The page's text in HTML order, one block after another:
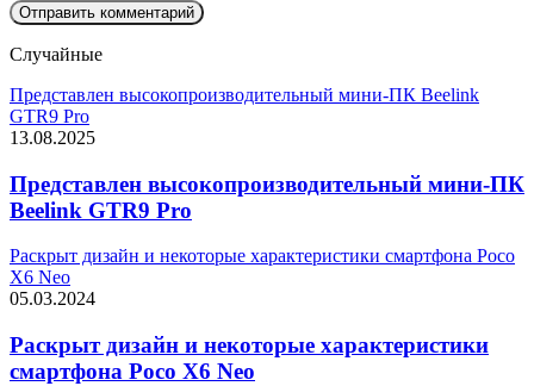
Случайные
Представлен высокопроизводительный мини-ПК Beelink
GTR9 Pro
13.08.2025
Представлен высокопроизводительный мини-ПК
Beelink GTR9 Pro
Раскрыт дизайн и некоторые характеристики смартфона Poco
X6 Neo
05.03.2024
Раскрыт дизайн и некоторые характеристики
смартфона Poco X6 Neo